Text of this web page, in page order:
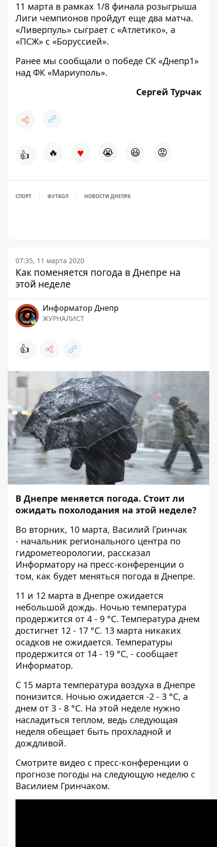
11 марта в рамках 1/8 финала розыгрыша
Лиги чемпионов пройдут еще два матча.
«Ливерпуль» сыграет с «Атлетико», а
«ПСЖ» с «Боруссией».
Ранее мы сообщали о победе СК «Днепр1»
над ФК «Мариуполь».
Сергей Турчак
👍 🔥 ♥ 😭 😆 😡
СПОРТ ФУТБОЛ НОВОСТИ ДНЕПРА
07:35, 11 марта 2020
Как поменяется погода в Днепре на
этой неделе
Информатор Днепр
ЖУРНАЛИСТ
👍
В Днепре меняется погода. Стоит ли
ожидать похолодания на этой неделе?
Во вторник, 10 марта, Василий Гринчак
- начальник регионального центра по
гидрометеорологии, рассказал
Информатору на пресс-конференции о
том, как будет меняться погода в Днепре.
11 и 12 марта в Днепре ожидается
небольшой дождь. Ночью температура
продержится от 4 - 9 °C. Температура днем
достигнет 12 - 17 °C. 13 марта никаких
осадков не ожидается. Температуры
продержится от 14 - 19 °C, - сообщает
Информатор.
С 15 марта температура воздуха в Днепре
понизится. Ночью ожидается -2 - 3 °C, а
днем от 3 - 8 °C. На этой неделе нужно
насладиться теплом, ведь следующая
неделя обещает быть прохладной и
дождливой.
Смотрите видео с пресс-конференции о
прогнозе погоды на следующую неделю с
Василием Гринчаком.